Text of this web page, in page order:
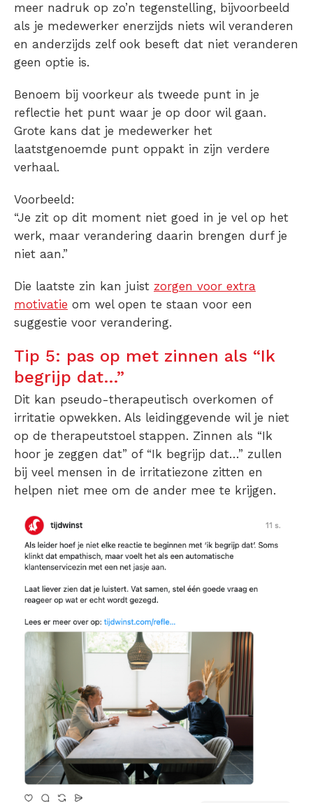
meer nadruk op zo’n tegenstelling, bijvoorbeeld
als je medewerker enerzijds niets wil veranderen
en anderzijds zelf ook beseft dat niet veranderen
geen optie is.
Benoem bij voorkeur als tweede punt in je
reflectie het punt waar je op door wil gaan.
Grote kans dat je medewerker het
laatstgenoemde punt oppakt in zijn verdere
verhaal.
Voorbeeld:
“Je zit op dit moment niet goed in je vel op het
werk, maar verandering daarin brengen durf je
niet aan.”
Die laatste zin kan juist zorgen voor extra
motivatie om wel open te staan voor een
suggestie voor verandering.
Tip 5: pas op met zinnen als “Ik
begrijp dat…”
Dit kan pseudo-therapeutisch overkomen of
irritatie opwekken. Als leidinggevende wil je niet
op de therapeutstoel stappen. Zinnen als “Ik
hoor je zeggen dat” of “Ik begrijp dat…” zullen
bij veel mensen in de irritatiezone zitten en
helpen niet mee om de ander mee te krijgen.